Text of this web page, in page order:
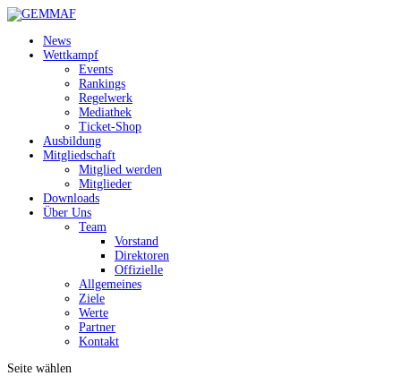
News
Wettkampf
Events
Rankings
Regelwerk
Mediathek
Ticket-Shop
Ausbildung
Mitgliedschaft
Mitglied werden
Mitglieder
Downloads
Über Uns
Team
Vorstand
Direktoren
Offizielle
Allgemeines
Ziele
Werte
Partner
Kontakt
Seite wählen